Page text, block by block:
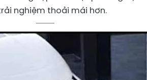
nghiệm thoải mái hơn.